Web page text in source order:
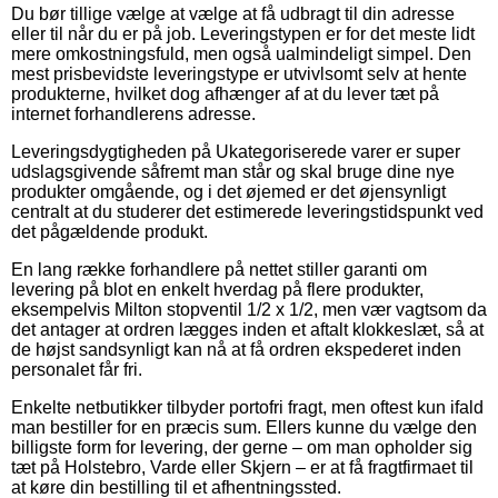
Du bør tillige vælge at vælge at få udbragt til din adresse
eller til når du er på job. Leveringstypen er for det meste lidt
mere omkostningsfuld, men også ualmindeligt simpel. Den
mest prisbevidste leveringstype er utvivlsomt selv at hente
produkterne, hvilket dog afhænger af at du lever tæt på
internet forhandlerens adresse.
Leveringsdygtigheden på Ukategoriserede varer er super
udslagsgivende såfremt man står og skal bruge dine nye
produkter omgående, og i det øjemed er det øjensynligt
centralt at du studerer det estimerede leveringstidspunkt ved
det pågældende produkt.
En lang række forhandlere på nettet stiller garanti om
levering på blot en enkelt hverdag på flere produkter,
eksempelvis Milton stopventil 1/2 x 1/2, men vær vagtsom da
det antager at ordren lægges inden et aftalt klokkeslæt, så at
de højst sandsynligt kan nå at få ordren ekspederet inden
personalet får fri.
Enkelte netbutikker tilbyder portofri fragt, men oftest kun ifald
man bestiller for en præcis sum. Ellers kunne du vælge den
billigste form for levering, der gerne – om man opholder sig
tæt på Holstebro, Varde eller Skjern – er at få fragtfirmaet til
at køre din bestilling til et afhentningssted.